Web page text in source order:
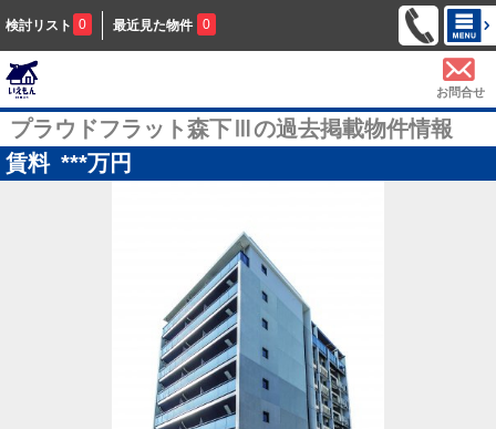
検討リスト 0 最近見た物件 0
お問合せ
プラウドフラット森下Ⅲの過去掲載物件情報
賃料 ***万円